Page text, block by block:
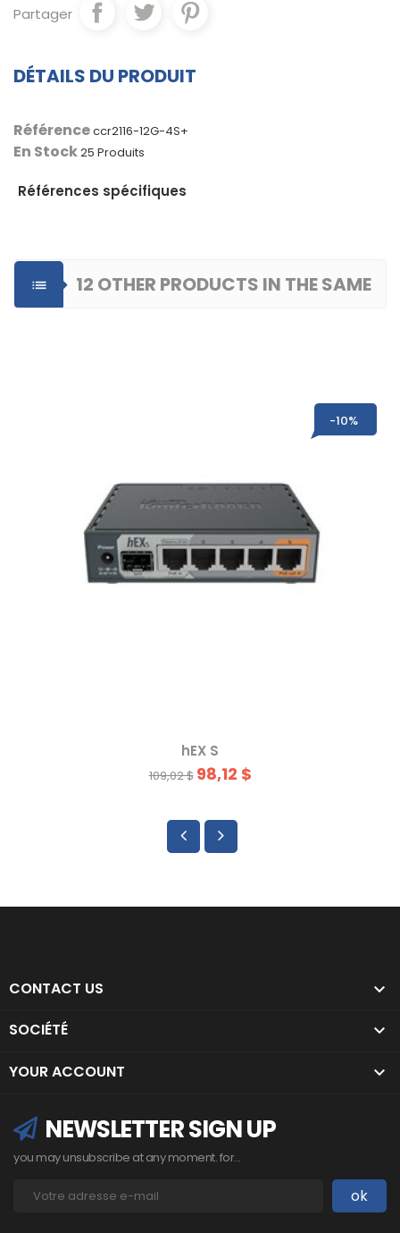
Partager
DÉTAILS DU PRODUIT
Référenceccr2116-12G-4S+
En Stock25 Produits
Références spécifiques

12 OTHER PRODUCTS IN THE SAME
-10%
hEX S
109,02 $ 98,12 $
CONTACT US 
SOCIÉTÉ 
YOUR ACCOUNT 
NEWSLETTER SIGN UP
you may unsubscribe at any moment. for...